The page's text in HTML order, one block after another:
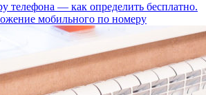
телефона — как определить бесплатно.
мобильного по номеру